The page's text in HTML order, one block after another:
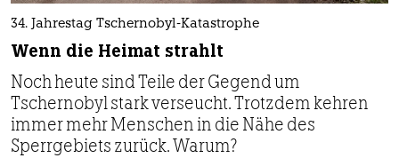
34. Jahrestag Tschernobyl-Katastrophe
Wenn die Heimat strahlt
Noch heute sind Teile der Gegend um
Tschernobyl stark verseucht. Trotzdem kehren
immer mehr Menschen in die Nähe des
Sperrgebiets zurück. Warum?